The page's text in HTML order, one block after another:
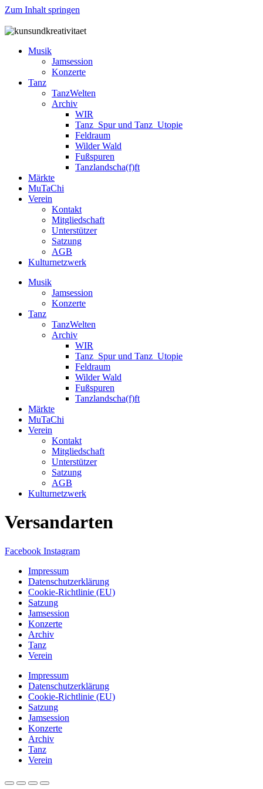
Zum Inhalt springen
Musik
Jamsession
Konzerte
Tanz
TanzWelten
Archiv
WIR
Tanz_Spur und Tanz_Utopie
Feldraum
Wilder Wald
Fußspuren
Tanzlandscha(f)ft
Märkte
MuTaChi
Verein
Kontakt
Mitgliedschaft
Unterstützer
Satzung
AGB
Kulturnetzwerk
Musik
Jamsession
Konzerte
Tanz
TanzWelten
Archiv
WIR
Tanz_Spur und Tanz_Utopie
Feldraum
Wilder Wald
Fußspuren
Tanzlandscha(f)ft
Märkte
MuTaChi
Verein
Kontakt
Mitgliedschaft
Unterstützer
Satzung
AGB
Kulturnetzwerk
Versandarten
Facebook Instagram
Impressum
Datenschutzerklärung
Cookie-Richtlinie (EU)
Satzung
Jamsession
Konzerte
Archiv
Tanz
Verein
Impressum
Datenschutzerklärung
Cookie-Richtlinie (EU)
Satzung
Jamsession
Konzerte
Archiv
Tanz
Verein